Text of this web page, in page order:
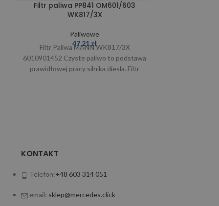
Filtr paliwa PP841 OM601/603
WK817/3X
Paliwowe
47,21zł
Filtr Paliwa MANN WK817/3X
6010901452 Czyste paliwo to podstawa
prawidłowej pracy silnika diesla. Filtr
KONTAKT
Telefon:+48 603 314 051
email: sklep@mercedes.click